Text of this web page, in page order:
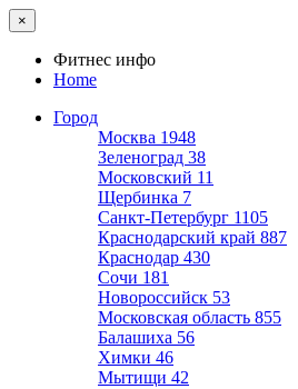
×
Фитнес инфо
Home
Город
Москва 1948
Зеленоград 38
Московский 11
Щербинка 7
Санкт-Петербург 1105
Краснодарский край 887
Краснодар 430
Сочи 181
Новороссийск 53
Московская область 855
Балашиха 56
Химки 46
Мытищи 42